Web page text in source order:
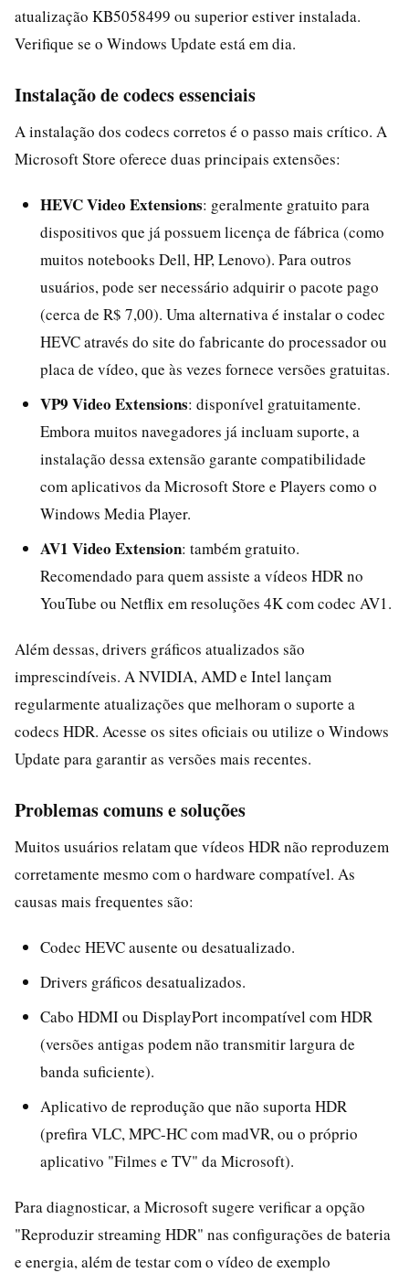
atualização KB5058499 ou superior estiver instalada.
Verifique se o Windows Update está em dia.
Instalação de codecs essenciais
A instalação dos codecs corretos é o passo mais crítico. A
Microsoft Store oferece duas principais extensões:
HEVC Video Extensions: geralmente gratuito para
dispositivos que já possuem licença de fábrica (como
muitos notebooks Dell, HP, Lenovo). Para outros
usuários, pode ser necessário adquirir o pacote pago
(cerca de R$ 7,00). Uma alternativa é instalar o codec
HEVC através do site do fabricante do processador ou
placa de vídeo, que às vezes fornece versões gratuitas.
VP9 Video Extensions: disponível gratuitamente.
Embora muitos navegadores já incluam suporte, a
instalação dessa extensão garante compatibilidade
com aplicativos da Microsoft Store e Players como o
Windows Media Player.
AV1 Video Extension: também gratuito.
Recomendado para quem assiste a vídeos HDR no
YouTube ou Netflix em resoluções 4K com codec AV1.
Além dessas, drivers gráficos atualizados são
imprescindíveis. A NVIDIA, AMD e Intel lançam
regularmente atualizações que melhoram o suporte a
codecs HDR. Acesse os sites oficiais ou utilize o Windows
Update para garantir as versões mais recentes.
Problemas comuns e soluções
Muitos usuários relatam que vídeos HDR não reproduzem
corretamente mesmo com o hardware compatível. As
causas mais frequentes são:
Codec HEVC ausente ou desatualizado.
Drivers gráficos desatualizados.
Cabo HDMI ou DisplayPort incompatível com HDR
(versões antigas podem não transmitir largura de
banda suficiente).
Aplicativo de reprodução que não suporta HDR
(prefira VLC, MPC-HC com madVR, ou o próprio
aplicativo "Filmes e TV" da Microsoft).
Para diagnosticar, a Microsoft sugere verificar a opção
"Reproduzir streaming HDR" nas configurações de bateria
e energia, além de testar com o vídeo de exemplo